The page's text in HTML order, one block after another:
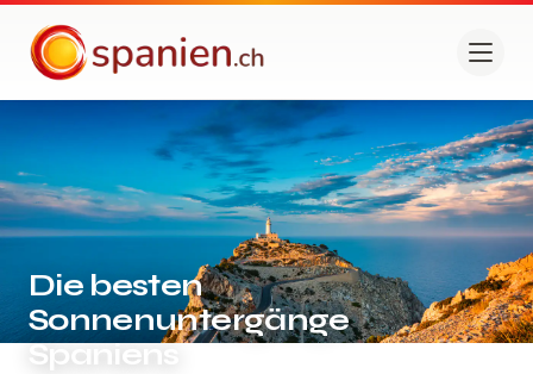
spanien.ch
Die besten
Sonnenuntergänge
Spaniens